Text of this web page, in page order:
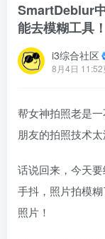
SmartDeblur
能去模糊工具！
i3综合社区
8月4日 11:52
帮女神拍照老是
朋友的拍照技术
话说回来，今天
手抖，照片拍模
照片！